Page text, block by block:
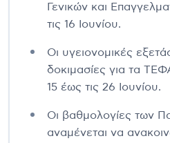
Γενικών και
τις 16 Ιουνίου.
Οι υγειονομικές
δοκιμασίες για τα
15 έως τις 26 Ιουνίου.
Οι βαθμολογίες των
αναμένεται να